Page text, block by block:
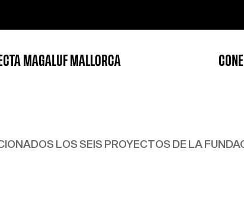
MAGALUF MALLORCA
LOS SEIS PROYECTOS DE LA